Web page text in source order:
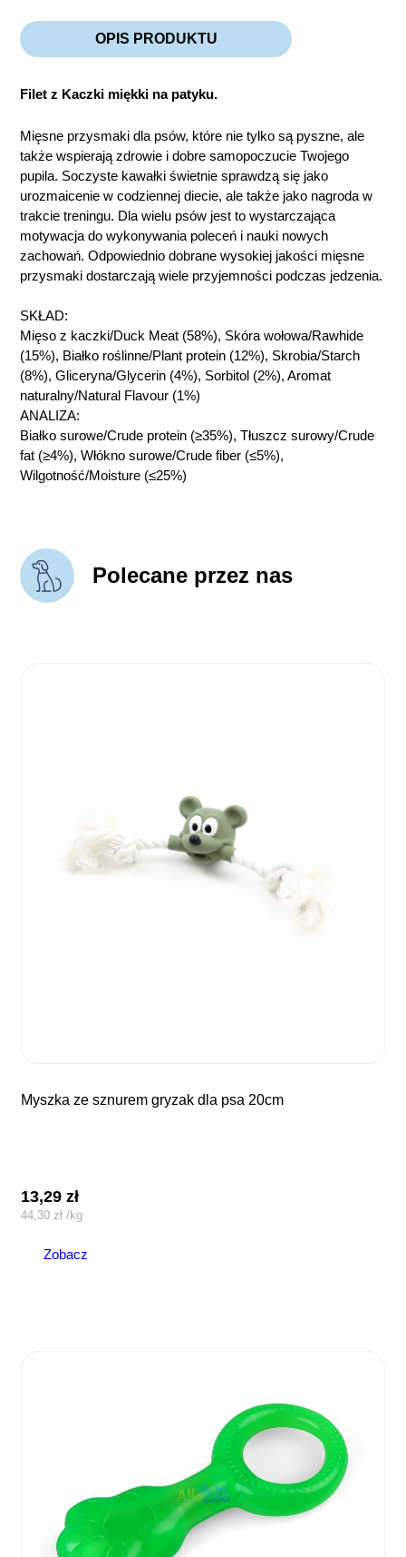
OPIS PRODUKTU
Filet z Kaczki miękki na patyku.
Mięsne przysmaki dla psów, które nie tylko są pyszne, ale
także wspierają zdrowie i dobre samopoczucie Twojego
pupila. Soczyste kawałki świetnie sprawdzą się jako
urozmaicenie w codziennej diecie, ale także jako nagroda w
trakcie treningu. Dla wielu psów jest to wystarczająca
motywacja do wykonywania poleceń i nauki nowych
zachowań. Odpowiednio dobrane wysokiej jakości mięsne
przysmaki dostarczają wiele przyjemności podczas jedzenia.
SKŁAD:
Mięso z kaczki/Duck Meat (58%), Skóra wołowa/Rawhide
(15%), Białko roślinne/Plant protein (12%), Skrobia/Starch
(8%), Gliceryna/Glycerin (4%), Sorbitol (2%), Aromat
naturalny/Natural Flavour (1%)
ANALIZA:
Białko surowe/Crude protein (≥35%), Tłuszcz surowy/Crude
fat (≥4%), Włókno surowe/Crude fiber (≤5%),
Wilgotność/Moisture (≤25%)
Polecane przez nas
myszka ze sznurem gryzak dla psa 20cm
13,29zł
44,30 zł /kg
Zobacz